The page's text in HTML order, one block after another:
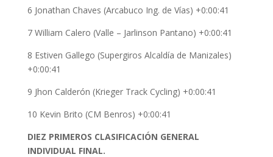
6 Jonathan Chaves (Arcabuco Ing. de Vías) +0:00:41
7 William Calero (Valle – Jarlinson Pantano) +0:00:41
8 Estiven Gallego (Supergiros Alcaldía de Manizales)
+0:00:41
9 Jhon Calderón (Krieger Track Cycling) +0:00:41
10 Kevin Brito (CM Benros) +0:00:41
DIEZ PRIMEROS CLASIFICACIÓN GENERAL
INDIVIDUAL FINAL.